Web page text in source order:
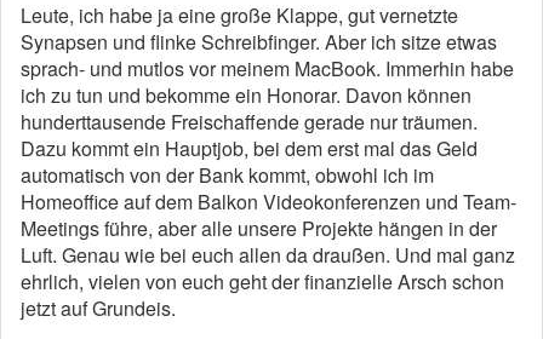
Leute, ich habe ja eine große Klappe, gut vernetzte
Synapsen und flinke Schreibfinger. Aber ich sitze etwas
sprach- und mutlos vor meinem MacBook. Immerhin habe
ich zu tun und bekomme ein Honorar. Davon können
hunderttausende Freischaffende gerade nur träumen.
Dazu kommt ein Hauptjob, bei dem erst mal das Geld
automatisch von der Bank kommt, obwohl ich im
Homeoffice auf dem Balkon Videokonferenzen und Team-
Meetings führe, aber alle unsere Projekte hängen in der
Luft. Genau wie bei euch allen da draußen. Und mal ganz
ehrlich, vielen von euch geht der finanzielle Arsch schon
jetzt auf Grundeis.